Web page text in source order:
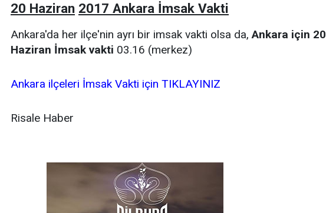
20 Haziran 2017 Ankara İmsak Vakti
Ankara'da her ilçe'nin ayrı bir imsak vakti olsa da,Ankara için 20
Haziran İmsak vakti 03.16 (merkez)
Ankara ilçeleri İmsak Vakti için TIKLAYINIZ
Risale Haber